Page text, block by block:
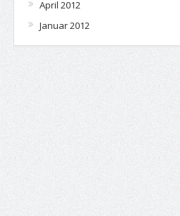
April 2012
Januar 2012